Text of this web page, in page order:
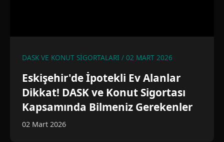
DASK VE KONUT SIGORTALARI / 02 MART 2026
Eskişehir'de İpotekli Ev Alanlar
Dikkat! DASK ve Konut Sigortası
Kapsamında Bilmeniz Gerekenler
02 Mart 2026